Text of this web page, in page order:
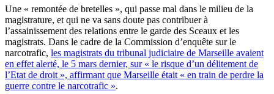
Une « remontée de bretelles », qui passe mal dans le milieu de la
magistrature, et qui ne va sans doute pas contribuer à
l’assainissement des relations entre le garde des Sceaux et les
magistrats. Dans le cadre de la Commission d’enquête sur le
narcotrafic, les magistrats du tribunal judiciaire de Marseille avaient
en effet alerté, le 5 mars dernier, sur « le risque d’un délitement de
l’Etat de droit », affirmant que Marseille était « en train de perdre la
guerre contre le narcotrafic ».